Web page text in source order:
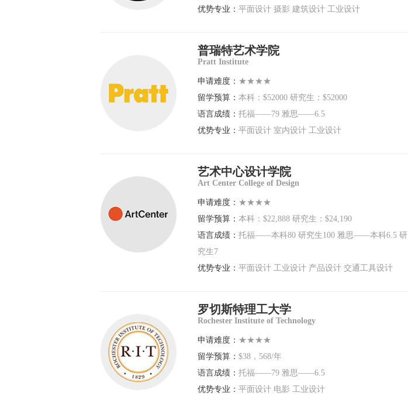
优势专业： 平面设计 摄影 建筑设计 工业设计
普瑞特艺术学院
Pratt Institute
申请难度： ★★★★
留学预算： 本科：$52000 研究生：$52000
语言成绩： 托福——79 雅思——6.5
优势专业： 平面设计 室内设计 工业设计
艺术中心设计学院
Art Center College of Design
申请难度： ★★★★
留学预算： 本科：$22,888 研究生：$24,190
语言成绩： 托福——本科80 研究生100 雅思——本科6.5 研
究生7
优势专业： 平面设计 工业设计 产品设计 交通工具设计
罗切斯特理工大学
Rochester Institute of Technology
申请难度： ★★★★
留学预算： $38，568/年
语言成绩： 托福——79 雅思——6.5
优势专业： 平面设计 电影 工业设计